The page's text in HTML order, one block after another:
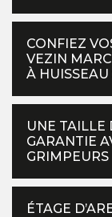
CONFIEZ
VEZIN
À HUISSEAU
UNE TAILLE
GARANTIE
ÉTAGE